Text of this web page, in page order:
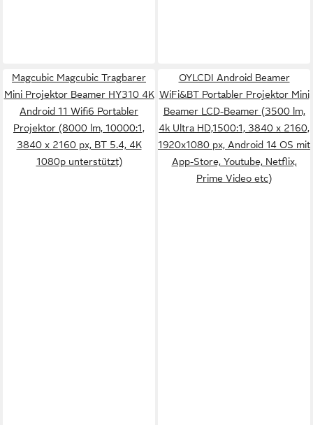
Magcubic Magcubic Tragbarer
Mini Projektor Beamer HY310 4K
Android 11 Wifi6 Portabler
Projektor (8000 lm, 10000:1,
3840 x 2160 px, BT 5.4, 4K
1080p unterstützt)
OYLCDI Android Beamer
WiFi&BT Portabler Projektor Mini
Beamer LCD-Beamer (3500 lm,
4k Ultra HD,1500:1, 3840 x 2160,
1920x1080 px, Android 14 OS mit
App-Store, Youtube, Netflix,
Prime Video etc)